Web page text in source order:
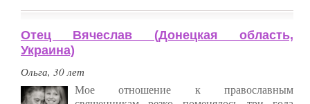
Отец Вячеслав (Донецкая область,
Украина)
Ольга, 30 лет
Мое отношение к православным